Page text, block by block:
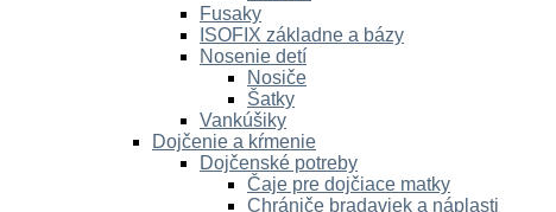
Fusaky
ISOFIX základne a bázy
Nosenie detí
Nosiče
Šatky
Vankúšiky
Dojčenie a kŕmenie
Dojčenské potreby
Čaje pre dojčiace matky
Chrániče bradaviek a náplasti